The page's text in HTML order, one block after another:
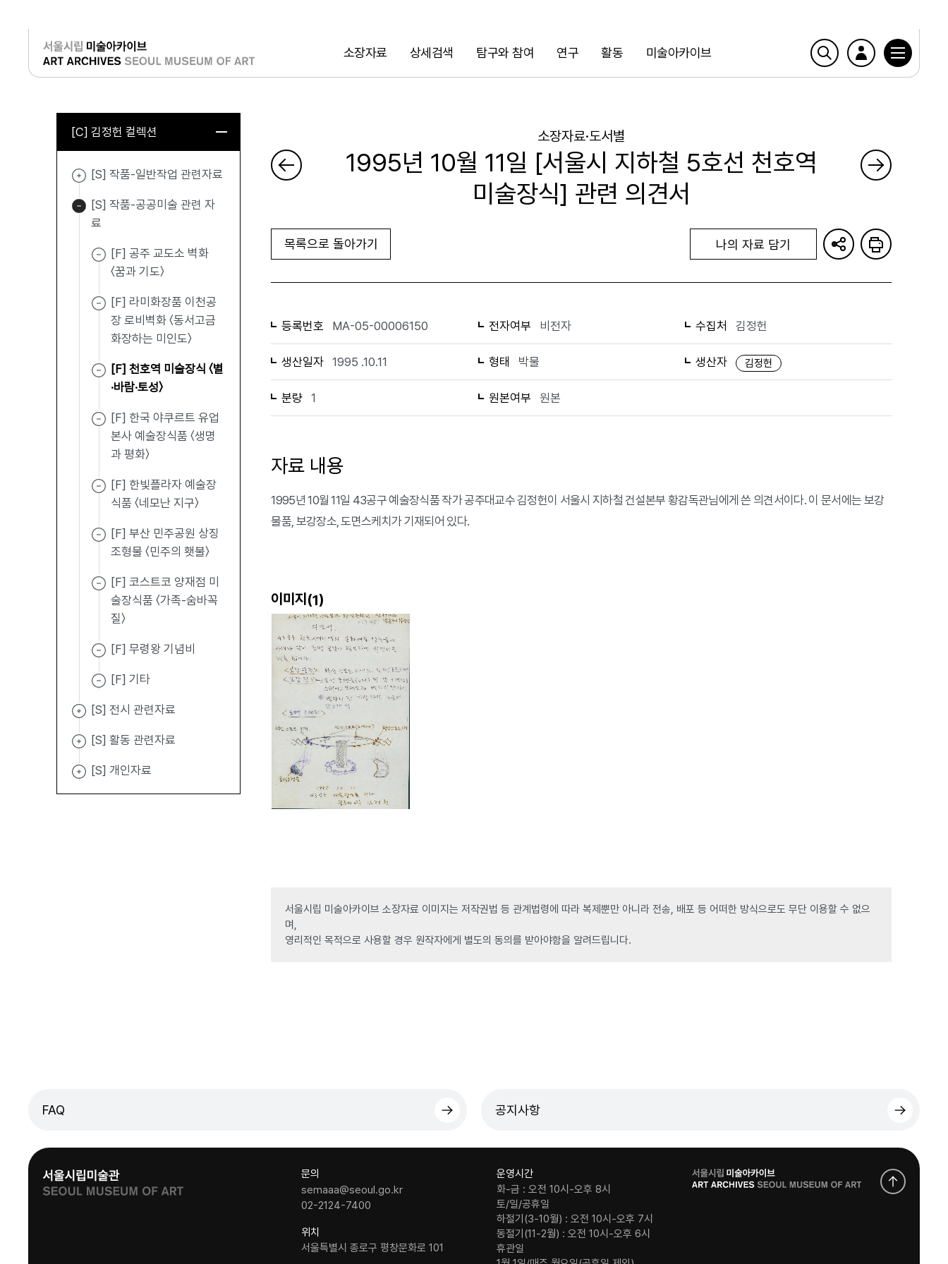
소장자료 상세검색 탐구와 참여 연구 활동 미술아카이브
검색
로그인
[C] 김정헌 컬렉션
[S] 작품-일반작업 관련자료
[S] 작품-공공미술 관련 자
료
[F] 공주 교도소 벽화
〈꿈과 기도〉
[F] 라미화장품 이천공
장 로비벽화 〈동서고금
화장하는 미인도〉
[F] 천호역 미술장식 〈별
·바람·토성〉
[F] 한국 야쿠르트 유업
본사 예술장식품 〈생명
과 평화〉
[F] 한빛플라자 예술장
식품 〈네모난 지구〉
[F] 부산 민주공원 상징
조형물 〈민주의 횃불〉
[F] 코스트코 양재점 미
술장식품 〈가족-숨바꼭
질〉
[F] 무령왕 기념비
[F] 기타
[S] 전시 관련자료
[S] 활동 관련자료
[S] 개인자료
소장자료·도서별
1995년 10월 11일 [서울시 지하철 5호선 천호역
미술장식] 관련 의견서
목록으로 돌아가기 나의 자료 담기
등록번호 MA-05-00006150 전자여부 비전자 수집처 김정헌
생산일자 1995 .10.11 형태 박물 생산자 김정헌
분량 1 원본여부 원본
자료 내용
1995년 10월 11일 43공구 예술장식품 작가 공주대교수 김정헌이 서울시 지하철 건설본부 황감독관님에게 쓴 의견서이다. 이 문서에는 보강
물품, 보강장소, 도면스케치가 기재되어 있다.
이미지(1)
서울시립 미술아카이브 소장자료 이미지는 저작권법 등 관계법령에 따라 복제뿐만 아니라 전송, 배포 등 어떠한 방식으로도 무단 이용할 수 없으
며,
영리적인 목적으로 사용할 경우 원작자에게 별도의 동의를 받아야함을 알려드립니다.
FAQ 공지사항
문의
semaaa@seoul.go.kr
02-2124-7400
위치
서울특별시 종로구 평창문화로 101
운영시간
화-금 : 오전 10시-오후 8시
토/일/공휴일
하절기(3-10월) : 오전 10시-오후 7시
동절기(11-2월) : 오전 10시-오후 6시
휴관일
로
고